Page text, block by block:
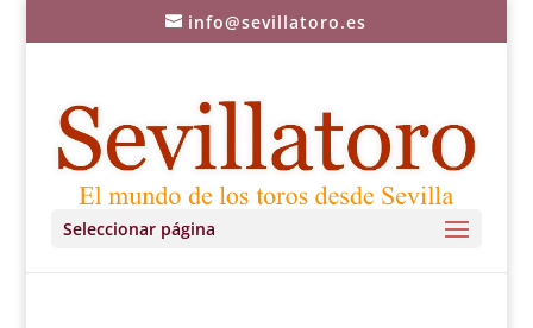
info@sevillatoro.es
Seleccionar página